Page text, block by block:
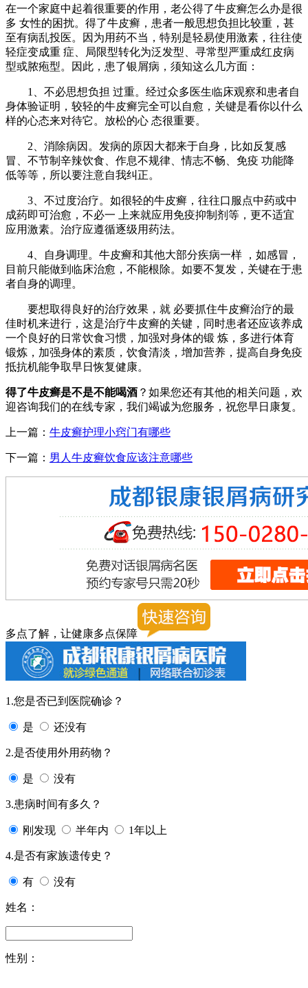
在一个家庭中起着很重要的作用，老公得了牛皮癣怎么办是很
多 女性的困扰。得了牛皮癣，患者一般思想负担比较重，甚
至有病乱投医。因为用药不当，特别是轻易使用激素，往往使
轻症变成重 症、局限型转化为泛发型、寻常型严重成红皮病
型或脓疱型。因此，患了银屑病，须知这么几方面：
1、不必思想负担 过重。经过众多医生临床观察和患者自
身体验证明，较轻的牛皮癣完全可以自愈，关键是看你以什么
样的心态来对待它。放松的心 态很重要。
2、消除病因。发病的原因大都来于自身，比如反复感
冒、不节制辛辣饮食、作息不规律、情志不畅、免疫 功能降
低等等，所以要注意自我纠正。
3、不过度治疗。如很轻的牛皮癣，往往口服点中药或中
成药即可治愈，不必一 上来就应用免疫抑制剂等，更不适宜
应用激素。治疗应遵循逐级用药法。
4、自身调理。牛皮癣和其他大部分疾病一样 ，如感冒，
目前只能做到临床治愈，不能根除。如要不复发，关键在于患
者自身的调理。
要想取得良好的治疗效果，就 必要抓住牛皮癣治疗的最
佳时机来进行，这是治疗牛皮癣的关键，同时患者还应该养成
一个良好的日常饮食习惯，加强对身体的锻 炼，多进行体育
锻炼，加强身体的素质，饮食清淡，增加营养，提高自身免疫
抵抗机能争取早日恢复健康。
得了牛皮癣是不是不能喝酒 ？如果您还有其他的相关问题，欢
迎咨询我们的在线专家，我们竭诚为您服务，祝您早日康复。
上一篇： 牛皮癣护理小窍门有哪些
下一篇： 男人牛皮癣饮食应该注意哪些
多点了解，让健康多点保障
1.您是否已到医院确诊？
是 还没有
2.是否使用外用药物？
是 没有
3.患病时间有多久？
刚发现 半年内 1年以上
4.是否有家族遗传史？
有 没有
姓名：
性别：